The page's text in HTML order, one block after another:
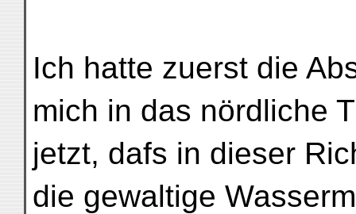
Ich hatte zuerst die
mich in das nördliche
jetzt, dafs in dieser
die gewaltige